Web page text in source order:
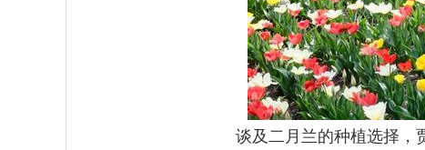
谈及二月兰的种植选择，